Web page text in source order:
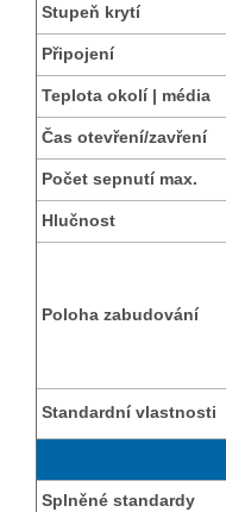
Stupeň krytí
Připojení
Teplota okolí | média
Čas otevření/zavření
Počet sepnutí max.
Hlučnost
Poloha zabudování
Standardní vlastnosti
Splněné standardy